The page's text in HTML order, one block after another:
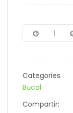
Categories:
Bucal
Compartir: